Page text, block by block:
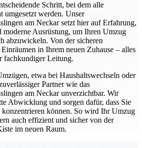
Schritt, bei dem alle
umgesetzt werden. Unser
am Neckar setzt hier auf Erfahrung,
moderne Ausrüstung, um Ihren Umzug
abzuwickeln. Von der sicheren
in Ihrem neuen Zuhause – alles
fachkundiger Leitung.
etwa bei Haushaltswechseln oder
Partner wie das
am Neckar unverzichtbar. Wir
Abwicklung und sorgen dafür, dass Sie
konzentrieren können. So wird Ihr Umzug
auch effizient und sicher von der
im neuen Raum.